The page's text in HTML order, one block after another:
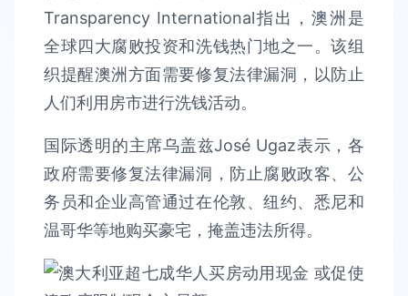
Transparency International指出，澳洲是
全球四大腐败投资和洗钱热门地之一。该组
织提醒澳洲方面需要修复法律漏洞，以防止
人们利用房市进行洗钱活动。
国际透明的主席乌盖兹José Ugaz表示，各
政府需要修复法律漏洞，防止腐败政客、公
务员和企业高管通过在伦敦、纽约、悉尼和
温哥华等地购买豪宅，掩盖违法所得。